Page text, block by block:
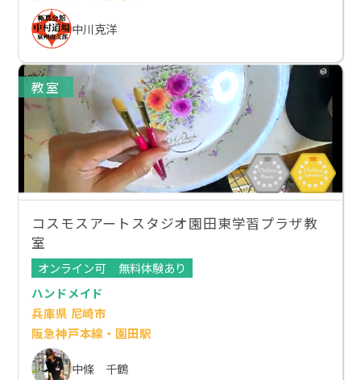
中川克洋
教室
コスモスアートスタジオ園田東学習プラザ教
室
オンライン可
無料体験あり
ハンドメイド
兵庫県 尼崎市
阪急神戸本線・園田駅
中條 千鶴